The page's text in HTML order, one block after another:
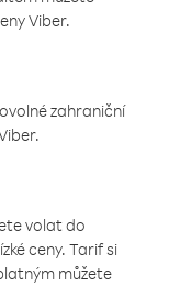
Viber.
zahraniční
volat do
ceny. Tarif si
můžete